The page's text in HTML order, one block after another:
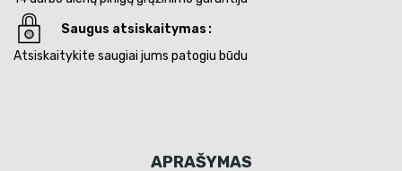
Saugus atsiskaitymas
Atsiskaitykite saugiai jums patogiu būdu
APRAŠYMAS